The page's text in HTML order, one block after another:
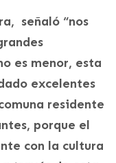
señaló “nos
es menor, esta
excelentes
residente
porque el
con la cultura